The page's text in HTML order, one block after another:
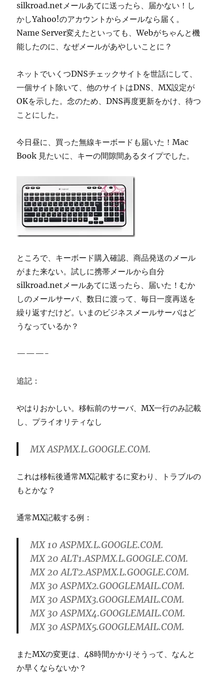
silkroad.netメールあてに送ったら、届かない！し
かしYahoo!のアカウントからメールなら届く。
Name Server変えたといっても、Webがちゃんと機
能したのに、なぜメールがあやしいことに？
ネットでいくつDNSチェックサイトを世話にして、
一個サイト除いて、他のサイトはDNS、MX設定が
OKを示した。念のため、DNS再度更新をかけ、待つ
ことにした。
今日昼に、買った無線キーボードも届いた！Mac
Book 見たいに、キーの間隙間あるタイプでした。
ところで、キーボード購入確認、商品発送のメール
がまた来ない。試しに携帯メールから自分
silkroad.netメールあてに送ったら、届いた！むか
しのメールサーバ、数日に渡って、毎日一度再送を
繰り返すだけど。いまのビジネスメールサーバはど
うなっているか？
———-
追記：
やはりおかしい。移転前のサーバ、MX一行のみ記載
し、プライオリティなし
MX ASPMX.L.GOOGLE.COM.
これは移転後通常MX記載するに変わり、トラブルの
もとかな？
通常MX記載する例：
MX 10 ASPMX.L.GOOGLE.COM.
MX 20 ALT1.ASPMX.L.GOOGLE.COM.
MX 20 ALT2.ASPMX.L.GOOGLE.COM.
MX 30 ASPMX2.GOOGLEMAIL.COM.
MX 30 ASPMX3.GOOGLEMAIL.COM.
MX 30 ASPMX4.GOOGLEMAIL.COM.
MX 30 ASPMX5.GOOGLEMAIL.COM.
またMXの変更は、48時間かかりそうって、なんと
か早くならないか？